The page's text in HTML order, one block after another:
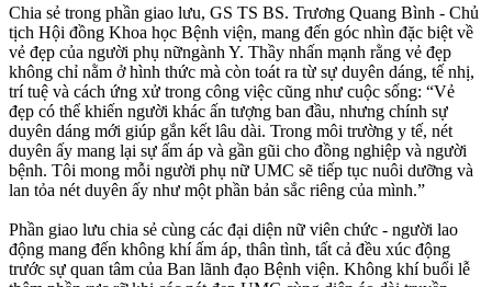
Chia sẻ trong phần giao lưu, GS TS BS. Trương Quang Bình - Chủ
tịch Hội đồng Khoa học Bệnh viện, mang đến góc nhìn đặc biệt về
vẻ đẹp của người phụ nữngành Y. Thầy nhấn mạnh rằng vẻ đẹp
không chỉ nằm ở hình thức mà còn toát ra từ sự duyên dáng, tế nhị,
trí tuệ và cách ứng xử trong công việc cũng như cuộc sống: “Vẻ
đẹp có thể khiến người khác ấn tượng ban đầu, nhưng chính sự
duyên dáng mới giúp gắn kết lâu dài. Trong môi trường y tế, nét
duyên ấy mang lại sự ấm áp và gần gũi cho đồng nghiệp và người
bệnh. Tôi mong mỗi người phụ nữ UMC sẽ tiếp tục nuôi dưỡng và
lan tỏa nét duyên ấy như một phần bản sắc riêng của mình.”
Phần giao lưu chia sẻ cùng các đại diện nữ viên chức - người lao
động mang đến không khí ấm áp, thân tình, tất cả đều xúc động
trước sự quan tâm của Ban lãnh đạo Bệnh viện. Không khí buổi lễ